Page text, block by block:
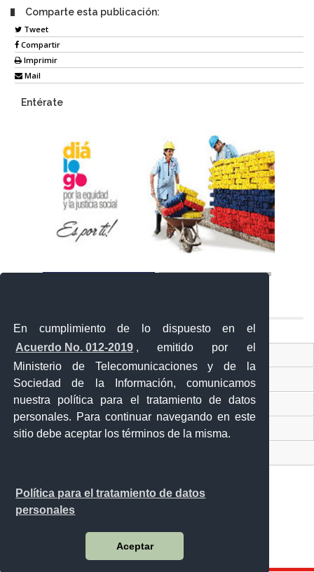
En cumplimiento de lo dispuesto en el
Acuerdo No. 012-2019 , emitido por el
Ministerio de Telecomunicaciones y de la
Sociedad de la Información, comunicamos
nuestra política para el tratamiento de datos
personales. Para continuar navegando en este
sitio debe aceptar los términos de la misma.
Política para el tratamiento de datos
personales
Aceptar
Comparte esta publicación:
Tweet
Compartir
Imprimir
Mail
Entérate
Ventanilla Única Virtual
Ventanilla Única de Comercio Exterior
Gobierno Abierto
Visor Ciudadano
Guayaquil - Ecuador
Teléfono: 593-4 370-2840